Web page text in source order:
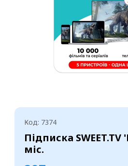
Код: 7374
Підписка
міс.